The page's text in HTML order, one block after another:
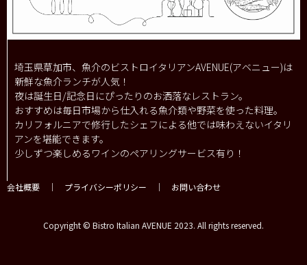
埼玉県草加市、魚介のビストロイタリアンAVENUE(アベニュー)は
新鮮な魚介ランチが人気！
夜は誕生日/記念日にぴったりのお洒落なレストラン。
おすすめは毎日市場から仕入れる魚介類や野菜を使った料理。
カリフォルニアで修行したシェフによる他では味わえないイタリ
アンを堪能できます。
少しずつ楽しめるワインのペアリングサービス有り！
会社概要 ｜ プライバシーポリシー ｜ お問い合わせ
Copyright © Bistro Italian AVENUE 2023. All rights reserved.